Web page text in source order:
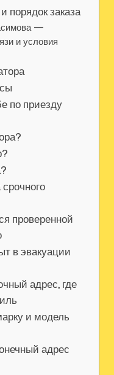
порядок заказа
—
и условия
по приезду
проверенной
в эвакуации
адрес, где
и модель
адрес